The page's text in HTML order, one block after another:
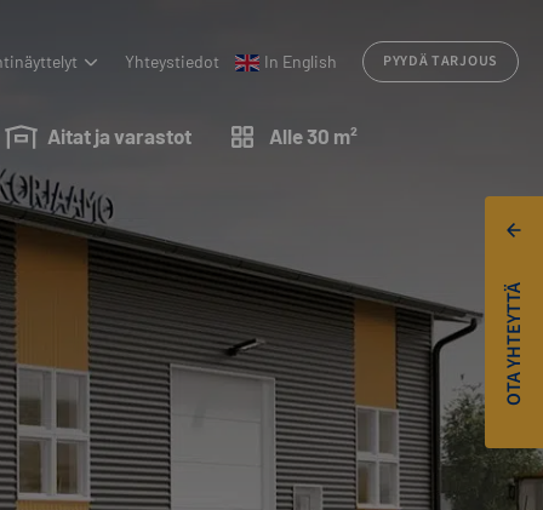
Aitat ja varastot Alle 30 m²
Yhteystiedot In English PYYDÄ TARJOUS
OTA YHTEYTTÄ